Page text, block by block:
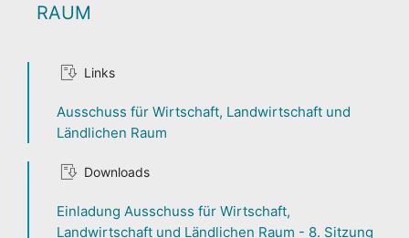
RAUM
Links
Ausschuss für Wirtschaft, Landwirtschaft und
Ländlichen Raum
Downloads
Einladung Ausschuss für Wirtschaft,
Landwirtschaft und Ländlichen Raum - 8. Sitzung
TAG DER
OFFENEN TÜR